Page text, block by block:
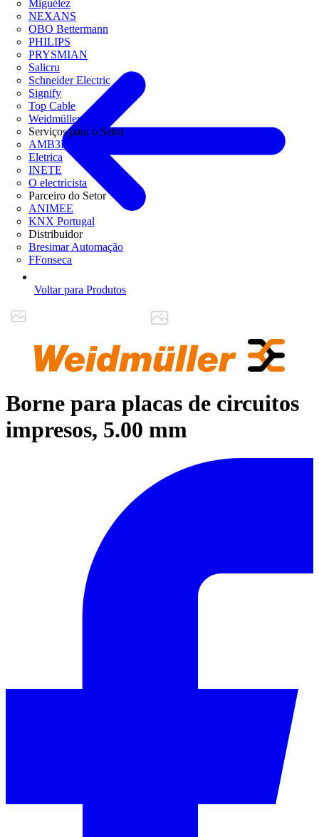
Miguélez
NEXANS
OBO Bettermann
PHILIPS
PRYSMIAN
Salicru
Schneider Electric
Signify
Top Cable
Weidmüller
Serviços para o Setor
AMB3E
Eletrica
INETE
O electricista
Parceiro do Setor
ANIMEE
KNX Portugal
Distribuidor
Bresimar Automação
FFonseca
Voltar para Produtos
Borne para placas de circuitos
impresos, 5.00 mm